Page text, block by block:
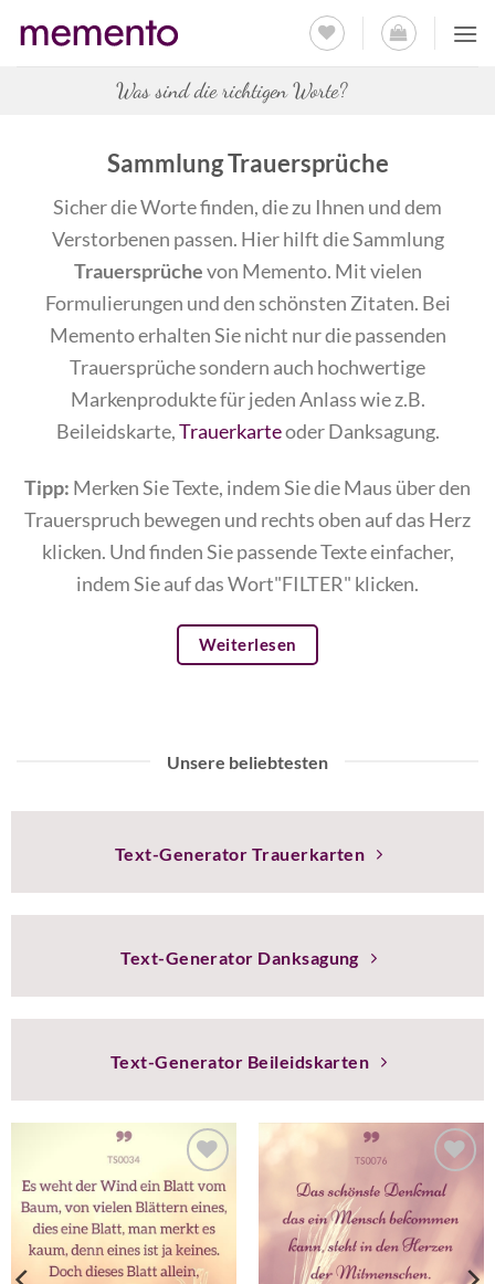
Inhalt
springen
Was sind die richtigen Worte?
Sammlung Trauersprüche
Sicher die Worte finden, die zu Ihnen und dem
Verstorbenen passen. Hier hilft die Sammlung
Trauersprüchevon Memento. Mit vielen
Formulierungen und den schönsten Zitaten. Bei
Memento erhalten Sie nicht nur die passenden
Trauersprüche sondern auch hochwertige
Markenprodukte für jeden Anlass wie z.B.
Beileidskarte,Trauerkarteoder Danksagung.
Tipp: Merken Sie Texte, indem Sie die Maus über den
Trauerspruch bewegen und rechts oben auf das Herz
klicken. Und finden Sie passende Texte einfacher,
indem Sie auf das Wort"FILTER" klicken.
Weiterlesen
Unsere beliebtesten
Text-Generator Trauerkarten
Text-Generator Danksagung
Text-Generator Beileidskarten
Zur
Wunschliste
hinzufügen
Zur
Wunschliste